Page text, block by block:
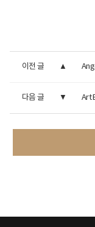
이전 글
다음 글 Art